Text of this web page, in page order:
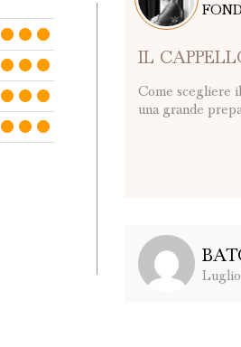
IL
Come scegliere
una grande
Luglio